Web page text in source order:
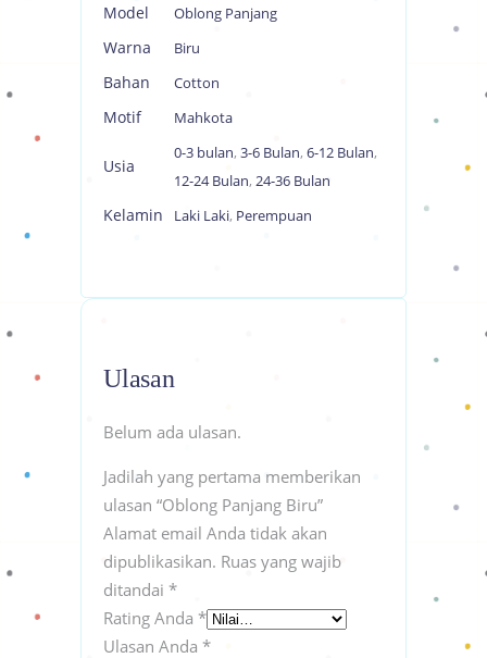
Model Oblong Panjang
Warna Biru
Bahan Cotton
Motif Mahkota
Usia
0-3 bulan, 3-6 Bulan, 6-12 Bulan,
12-24 Bulan, 24-36 Bulan
Kelamin Laki Laki, Perempuan
Ulasan
Belum ada ulasan.
Jadilah yang pertama memberikan
ulasan “Oblong Panjang Biru”
Alamat email Anda tidak akan
dipublikasikan. Ruas yang wajib
ditandai *
Rating Anda *
Ulasan Anda *